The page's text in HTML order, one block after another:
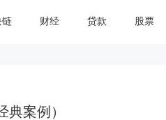
链 财经 贷款 股票
案例）